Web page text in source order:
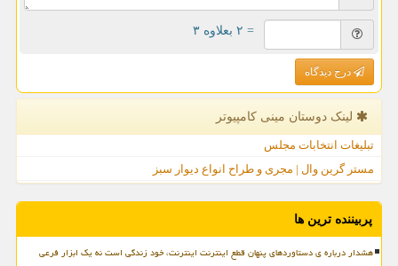
= ۲ بعلاوه ۳
درج دیدگاه
لینک دوستان مینی كامپیوتر
تبلیغات انتخابات مجلس
مستر گرین وال | مجری و طراح انواع دیوار سبز
پربیننده ترین ها
هشدار درباره ی دستاوردهای پنهان قطع اینترنت اینترنت، خود زندگی است نه یک ابزار فرعی